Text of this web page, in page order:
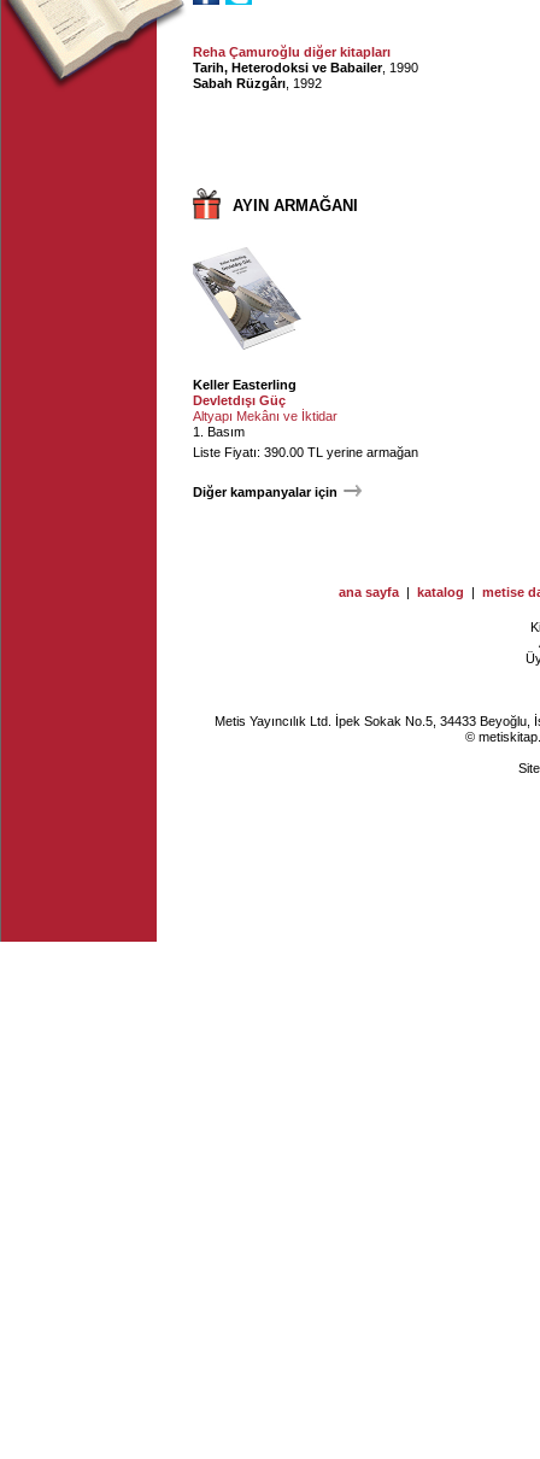
Reha Çamuroğlu diğer kitapları
Tarih, Heterodoksi ve Babailer, 1990
Sabah Rüzgârı , 1992
AYIN ARMAĞANI
Keller Easterling
Devletdışı Güç
Altyapı Mekânı ve İktidar
1. Basım
Liste Fiyatı: 390.00 TL yerine armağan
Diğer kampanyalar için
ana sayfa | katalog | metise
Metis Yayıncılık Ltd. İpek Sokak No.5, 34433
©